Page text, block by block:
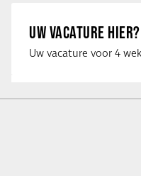
UW VACATURE HIER?